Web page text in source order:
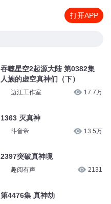
打开APP
吞噬星空2起源大陆 第0382集
人族的虚空真神们（下）
边江工作室 17.7万
1363 灭真神
斗音帝 13.5万
2397突破真神境
趣阅有声 2131
第4476集 真神劫